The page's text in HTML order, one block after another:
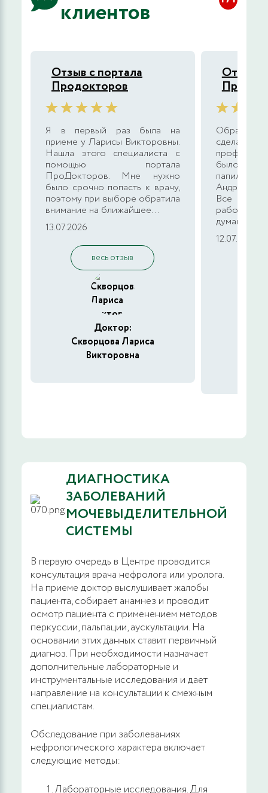
клиентов
Отзыв с портала
Продокторов
Я в первый раз была на
приеме у Ларисы Викторовны.
Нашла этого специалиста с
помощью портала
ПроДокторов. Мне нужно
было срочно попасть к врачу,
поэтому при выборе обратила
внимание на ближайшее...
13.07.2026
весь отзыв
Доктор:
Скворцова Лариса
Викторовна
Отзыв с
было
Все
работу
думаю,
12.07.2026
ДИАГНОСТИКА
ЗАБОЛЕВАНИЙ
МОЧЕВЫДЕЛИТЕЛЬНОЙ
СИСТЕМЫ
В первую очередь в Центре проводится
консультация врача нефролога или уролога.
На приеме доктор выслушивает жалобы
пациента, собирает анамнез и проводит
осмотр пациента с применением методов
перкуссии, пальпации, аускультации. На
основании этих данных ставит первичный
диагноз. При необходимости назначает
дополнительные лабораторные и
инструментальные исследования и дает
направление на консультации к смежным
специалистам.
Обследование при заболеваниях
нефрологического характера включает
следующие методы:
Лабораторные исследования. Для